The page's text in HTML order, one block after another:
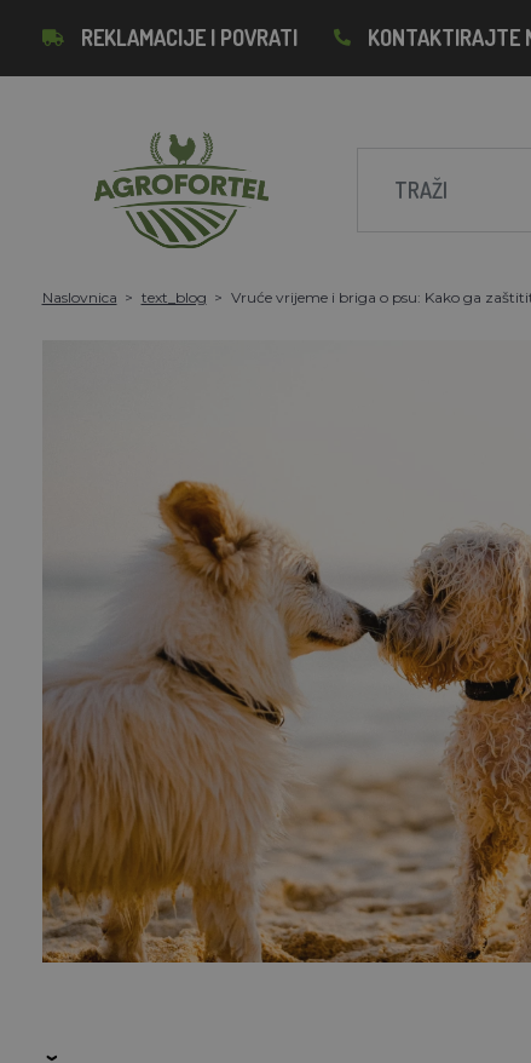
REKLAMACIJE I POVRATI KONTAKTIRAJTE
Naslovnica text_blog Vruće vrijeme i briga o psu: Kako ga